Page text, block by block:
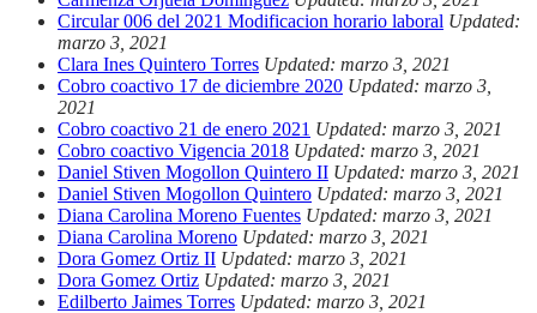
Circular 006 del 2021 Modificacion horario laboral Updated:
marzo 3, 2021
Clara Ines Quintero Torres Updated: marzo 3, 2021
Cobro coactivo 17 de diciembre 2020 Updated: marzo 3,
2021
Cobro coactivo 21 de enero 2021 Updated: marzo 3, 2021
Cobro coactivo Vigencia 2018 Updated: marzo 3, 2021
Daniel Stiven Mogollon Quintero II Updated: marzo 3, 2021
Daniel Stiven Mogollon Quintero Updated: marzo 3, 2021
Diana Carolina Moreno Fuentes Updated: marzo 3, 2021
Diana Carolina Moreno Updated: marzo 3, 2021
Dora Gomez Ortiz II Updated: marzo 3, 2021
Dora Gomez Ortiz Updated: marzo 3, 2021
Edilberto Jaimes Torres Updated: marzo 3, 2021